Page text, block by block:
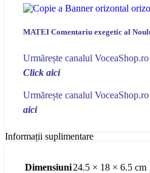
MATEI Comentariu exegetic al
Urmărește canalul
Click aici
Urmărește canalul
aici
Informații suplimentare
Dimensiuni24.5 × 18 × 6.5 cm